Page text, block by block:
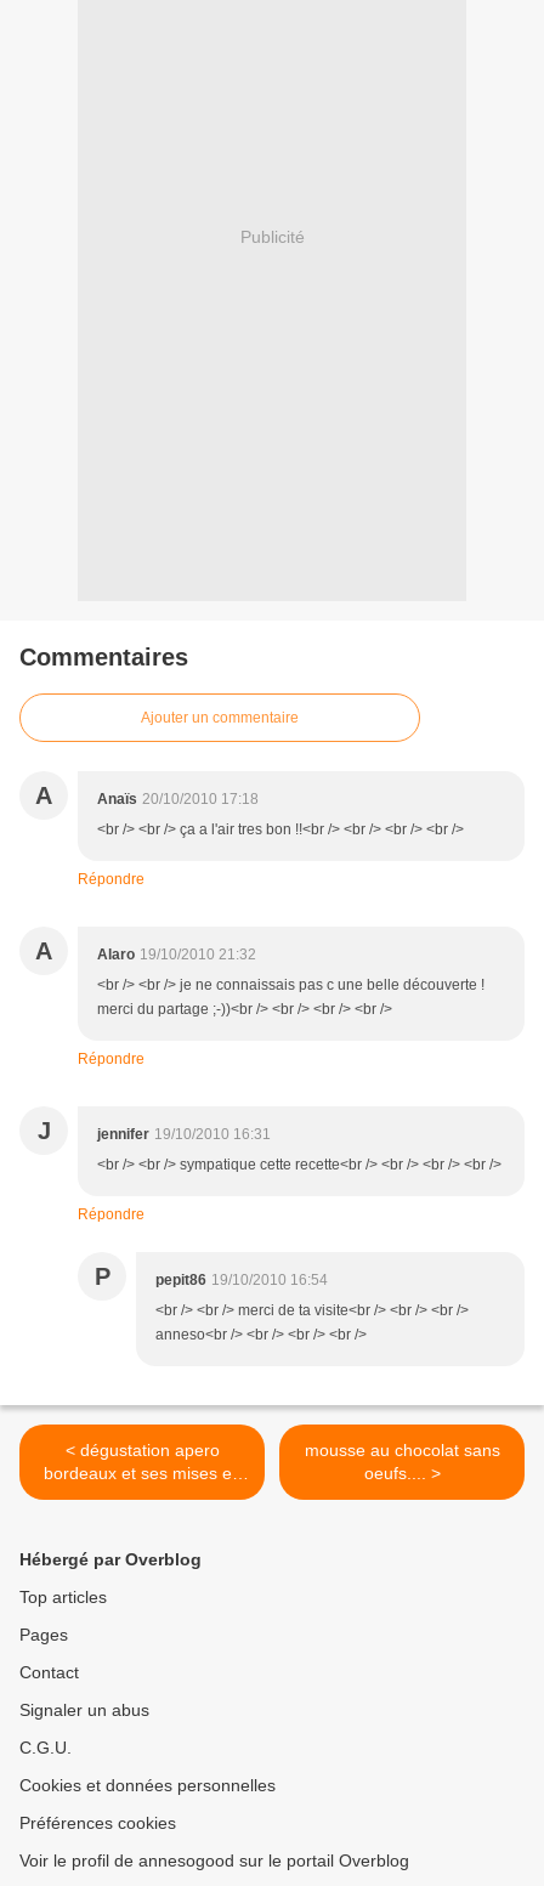
Publicité
Commentaires
Ajouter un commentaire
A Anaïs 20/10/2010 17:18
<br /> <br /> ça a l'air tres bon !!<br /> <br /> <br /> <br />
Répondre
A Alaro 19/10/2010 21:32
<br /> <br /> je ne connaissais pas c une belle découverte !
merci du partage ;-))<br /> <br /> <br /> <br />
Répondre
J jennifer 19/10/2010 16:31
<br /> <br /> sympatique cette recette<br /> <br /> <br /> <br />
Répondre
P pepit86 19/10/2010 16:54
<br /> <br /> merci de ta visite<br /> <br /> <br />
anneso<br /> <br /> <br /> <br />
< dégustation apero
bordeaux et ses mises en
bouches.
mousse au chocolat sans
oeufs.... >
Hébergé par Overblog
Top articles
Pages
Contact
Signaler un abus
C.G.U.
Cookies et données personnelles
Préférences cookies
Voir le profil de annesogood sur le portail Overblog